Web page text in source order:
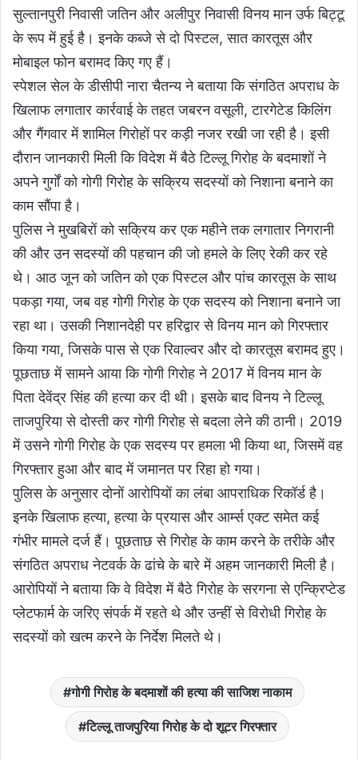
सुल्तानपुरी निवासी जतिन और अलीपुर निवासी विनय मान उर्फ बिट्टू
के रूप में हुई है। इनके कब्जे से दो पिस्टल, सात कारतूस और
मोबाइल फोन बरामद किए गए हैं।
स्पेशल सेल के डीसीपी नारा चैतन्य ने बताया कि संगठित अपराध के
खिलाफ लगातार कार्रवाई के तहत जबरन वसूली, टारगेटेड किलिंग
और गैंगवार में शामिल गिरोहों पर कड़ी नजर रखी जा रही है। इसी
दौरान जानकारी मिली कि विदेश में बैठे टिल्लू गिरोह के बदमाशों ने
अपने गुर्गों को गोगी गिरोह के सक्रिय सदस्यों को निशाना बनाने का
काम सौंपा है।
पुलिस ने मुखबिरों को सक्रिय कर एक महीने तक लगातार निगरानी
की और उन सदस्यों की पहचान की जो हमले के लिए रेकी कर रहे
थे। आठ जून को जतिन को एक पिस्टल और पांच कारतूस के साथ
पकड़ा गया, जब वह गोगी गिरोह के एक सदस्य को निशाना बनाने जा
रहा था। उसकी निशानदेही पर हरिद्वार से विनय मान को गिरफ्तार
किया गया, जिसके पास से एक रिवाल्वर और दो कारतूस बरामद हुए।
पूछताछ में सामने आया कि गोगी गिरोह ने 2017 में विनय मान के
पिता देवेंद्र सिंह की हत्या कर दी थी। इसके बाद विनय ने टिल्लू
ताजपुरिया से दोस्ती कर गोगी गिरोह से बदला लेने की ठानी। 2019
में उसने गोगी गिरोह के एक सदस्य पर हमला भी किया था, जिसमें वह
गिरफ्तार हुआ और बाद में जमानत पर रिहा हो गया।
पुलिस के अनुसार दोनों आरोपियों का लंबा आपराधिक रिकॉर्ड है।
इनके खिलाफ हत्या, हत्या के प्रयास और आर्म्स एक्ट समेत कई
गंभीर मामले दर्ज हैं। पूछताछ से गिरोह के काम करने के तरीके और
संगठित अपराध नेटवर्क के ढांचे के बारे में अहम जानकारी मिली है।
आरोपियों ने बताया कि वे विदेश में बैठे गिरोह के सरगना से एन्क्रिप्टेड
प्लेटफार्म के जरिए संपर्क में रहते थे और उन्हीं से विरोधी गिरोह के
सदस्यों को खत्म करने के निर्देश मिलते थे।
गोगी गिरोह के बदमाशों की हत्या की साजिश नाकाम
टिल्लू ताजपुरिया गिरोह के दो शूटर गिरफ्तार